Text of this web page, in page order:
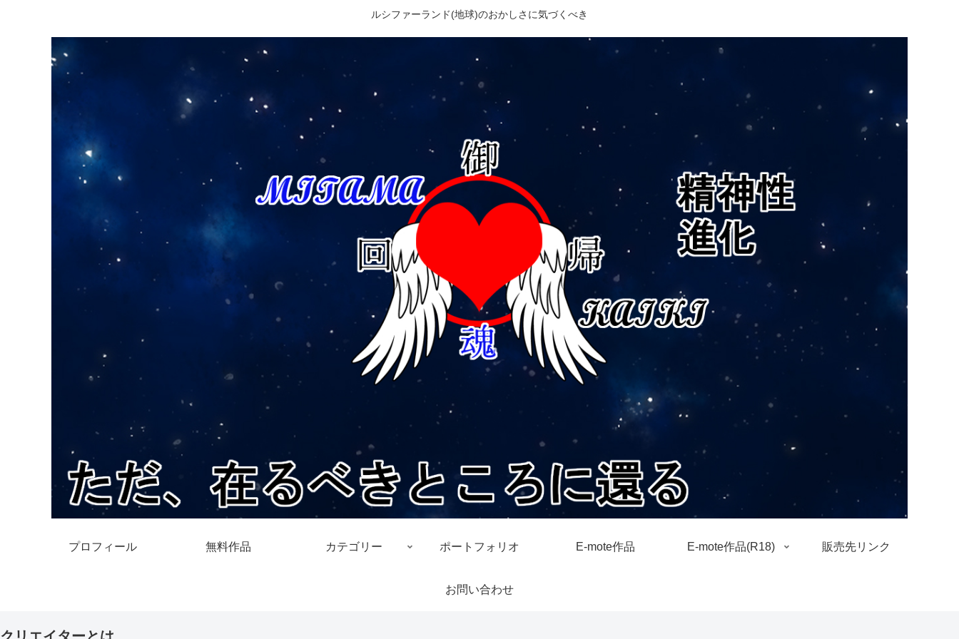
ルシファーランド(地球)のおかしさに気づくべき
プロフィール 無料作品 カテゴリー ポートフォリオ E-mote作品 E-mote作品(R18) 販売先リンク
お問い合わせ